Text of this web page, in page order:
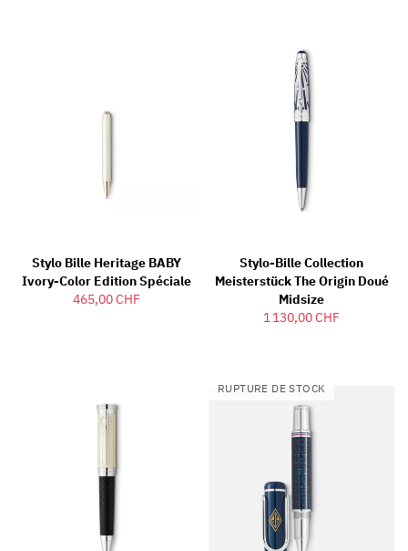
Stylo Bille Heritage BABY
Ivory-Color Edition Spéciale
465,00 CHF
Stylo-Bille Collection
Meisterstück The Origin Doué
Midsize
1 130,00 CHF
RUPTURE DE STOCK